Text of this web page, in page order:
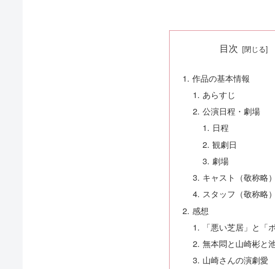
目次
作品の基本情報
あらすじ
公演日程・劇場
日程
観劇日
劇場
キャスト（敬称略）
スタッフ（敬称略）
感想
「悪い芝居」と「
無本悶と山崎彬と
山崎さんの演劇愛